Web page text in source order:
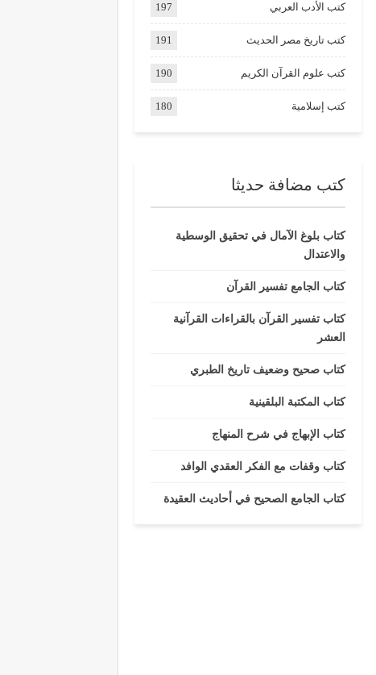
كتب الأدب العربي 197
كتب تاريخ مصر الحديث 191
كتب علوم القرآن الكريم 190
كتب إسلامية 180
كتب مضافة حديثا
كتاب بلوغ الآمال في تحقيق الوسطية
والاعتدال
كتاب الجامع تفسير القرآن
كتاب تفسير القرآن بالقراءات القرآنية
العشر
كتاب صحيح وضعيف تاريخ الطبري
كتاب المكتبة البلقينية
كتاب الإبهاج في شرح المنهاج
كتاب وقفات مع الفكر العقدي الوافد
كتاب الجامع الصحيح في أحاديث العقيدة